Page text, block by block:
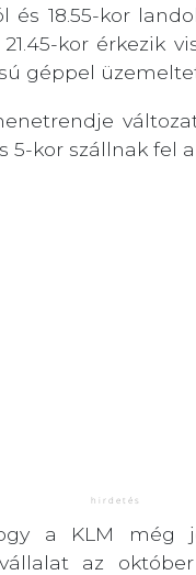
18.55-kor
kor érkezik
géppel
5-kor szállnak fel
a KLM még
az